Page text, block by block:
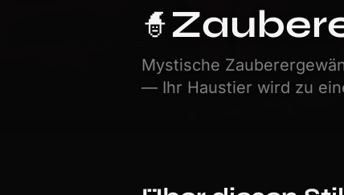
🧙
Mystische
— Ihr Haustier wird zu